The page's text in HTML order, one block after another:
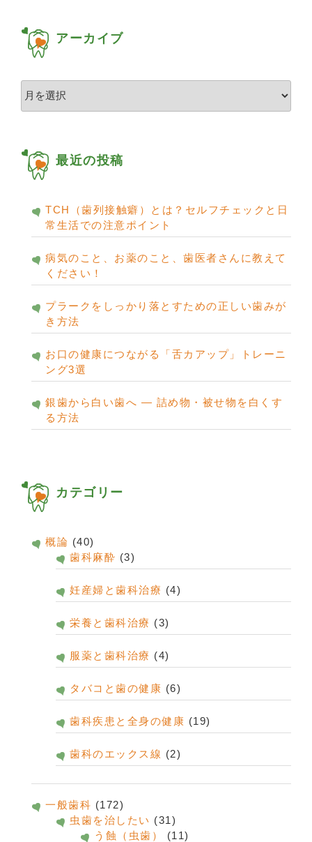
アーカイブ
ア
ブ
最近の投稿
TCH（歯列接触癖）とは？セルフチェックと日
常生活での注意ポイント
病気のこと、お薬のこと、歯医者さんに教えて
ください！
プラークをしっかり落とすための正しい歯みが
き方法
お口の健康につながる「舌カアップ」トレーニ
ング3選
銀歯から白い歯へ ― 詰め物・被せ物を白くす
る方法
カテゴリー
概論 (40)
歯科麻酔 (3)
妊産婦と歯科治療 (4)
栄養と歯科治療 (3)
服薬と歯科治療 (4)
タバコと歯の健康 (6)
歯科疾患と全身の健康 (19)
歯科のエックス線 (2)
一般歯科 (172)
虫歯を治したい (31)
う蝕（虫歯）
(11)